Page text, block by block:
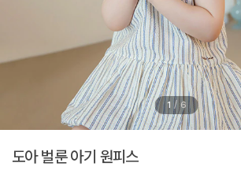
1 / 6
도아 벌룬 아기 원피스